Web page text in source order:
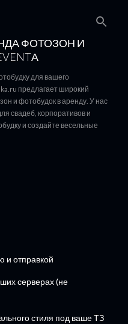
ФОТОЗОН И
для вашего
предлагает широкий
и фотобудок в аренду. У нас
свадеб, корпоративов и
и создайте весельные
и отправкой
серверах (не
стиля под ваше ТЗ